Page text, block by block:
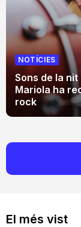
El més vist
NOTÍCIES
Sons de la
Mariola ha
rock